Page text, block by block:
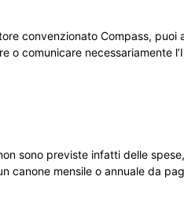
convenzionato Compass, puoi
o comunicare necessariamente
sono previste infatti delle
canone mensile o annuale da